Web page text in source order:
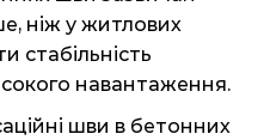
ніж у житлових
стабільність
навантаження.
шви в бетонних